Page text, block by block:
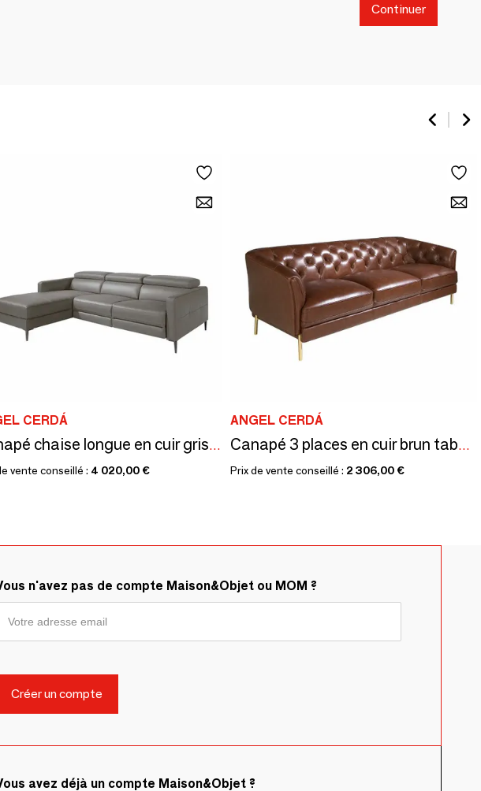
Continuer
CERDÁ
Canapé chaise longue en cuir gris foncé avec mécanisme relax
vente conseillé : 4 020,00 €
ANGEL CERDÁ
Canapé 3 places en cuir brun tabac matelassé
Prix de vente conseillé : 2 306,00 €
n'avez pas de compte Maison&Objet ou MOM ?
avez déjà un compte Maison&Objet ?